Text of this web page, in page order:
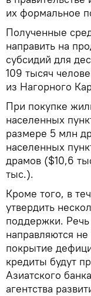
их формальное
Полученные
направить на
субсидий для
109 тысяч
из Нагорного
При покупке
населенных
размере 5 млн
населенных
драмов ($10,6
тыс.).
Кроме того, в
утвердить
поддержки.
направляются
покрытие
кредиты будут
Азиатского
агентства